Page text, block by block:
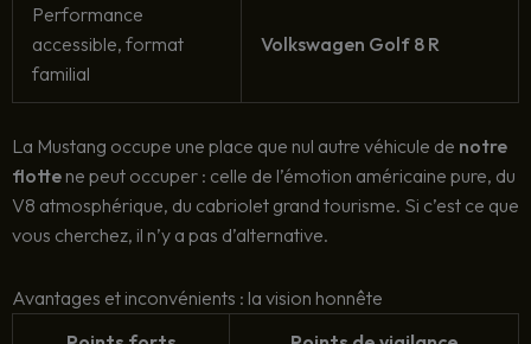
Performance
accessible, format
familial
Volkswagen Golf 8 R
La Mustang occupe une place que nul autre véhicule de notre
flotte ne peut occuper : celle de l’émotion américaine pure, du
V8 atmosphérique, du cabriolet grand tourisme. Si c’est ce que
vous cherchez, il n’y a pas d’alternative.
Avantages et inconvénients : la vision honnête